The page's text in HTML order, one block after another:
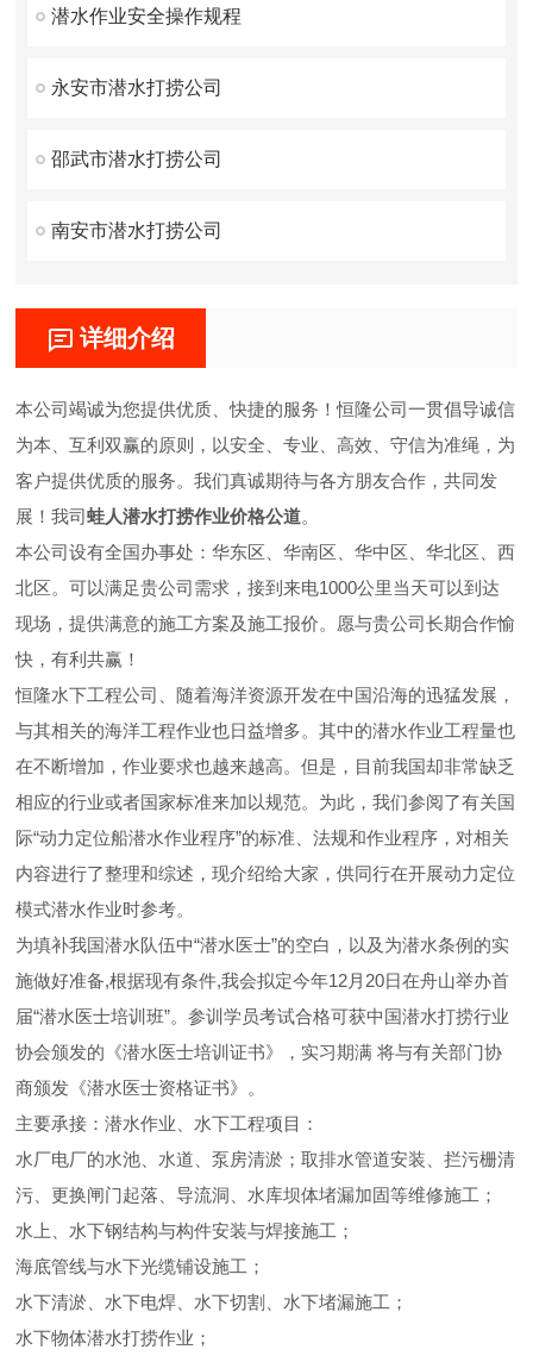
潜水作业安全操作规程
永安市潜水打捞公司
邵武市潜水打捞公司
南安市潜水打捞公司
详细介绍
本公司竭诚为您提供优质、快捷的服务！恒隆公司一贯倡导诚信
为本、互利双赢的原则，以安全、专业、高效、守信为准绳，为
客户提供优质的服务。我们真诚期待与各方朋友合作，共同发
展！我司蛙人潜水打捞作业价格公道。
本公司设有全国办事处：华东区、华南区、华中区、华北区、西
北区。可以满足贵公司需求，接到来电1000公里当天可以到达
现场，提供满意的施工方案及施工报价。愿与贵公司长期合作愉
快，有利共赢！
恒隆水下工程公司、随着海洋资源开发在中国沿海的迅猛发展，
与其相关的海洋工程作业也日益增多。其中的潜水作业工程量也
在不断增加，作业要求也越来越高。但是，目前我国却非常缺乏
相应的行业或者国家标准来加以规范。为此，我们参阅了有关国
际“动力定位船潜水作业程序”的标准、法规和作业程序，对相关
内容进行了整理和综述，现介绍给大家，供同行在开展动力定位
模式潜水作业时参考。
为填补我国潜水队伍中“潜水医士”的空白，以及为潜水条例的实
施做好准备,根据现有条件,我会拟定今年12月20日在舟山举办首
届“潜水医士培训班”。参训学员考试合格可获中国潜水打捞行业
协会颁发的《潜水医士培训证书》，实习期满 将与有关部门协
商颁发《潜水医士资格证书》。
主要承接：潜水作业、水下工程项目：
水厂电厂的水池、水道、泵房清淤；取排水管道安装、拦污栅清
污、更换闸门起落、导流洞、水库坝体堵漏加固等维修施工；
水上、水下钢结构与构件安装与焊接施工；
海底管线与水下光缆铺设施工；
水下清淤、水下电焊、水下切割、水下堵漏施工；
水下物体潜水打捞作业；